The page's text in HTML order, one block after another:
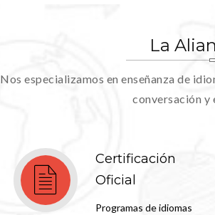
La
Nos especializamos en enseñanza de
conversación y
Certificación
Oficial
Programas de idiomas